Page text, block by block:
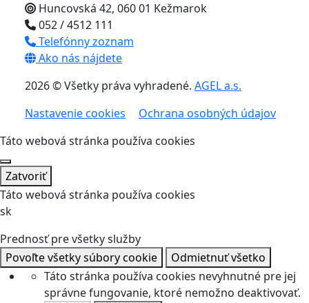
Huncovská 42, 060 01 Kežmarok
052 / 4512 111
Telefónny zoznam
Ako nás nájdete
2026 © Všetky práva vyhradené. AGEL a.s.
Nastavenie cookies
Ochrana osobných údajov
Táto webová stránka používa cookies
Zatvoriť
Táto webová stránka používa cookies
sk
Prednosť pre všetky služby
Povoľte všetky súbory cookie
Odmietnuť všetko
Táto stránka používa cookies nevyhnutné pre jej
správne fungovanie, ktoré nemožno deaktivovať.